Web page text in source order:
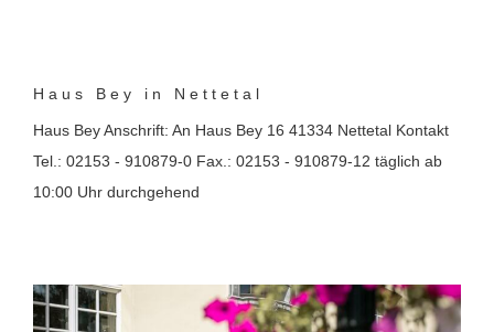
Haus Bey in Nettetal
Haus Bey Anschrift: An Haus Bey 16 41334 Nettetal Kontakt
Tel.: 02153 - 910879-0 Fax.: 02153 - 910879-12 täglich ab
10:00 Uhr durchgehend